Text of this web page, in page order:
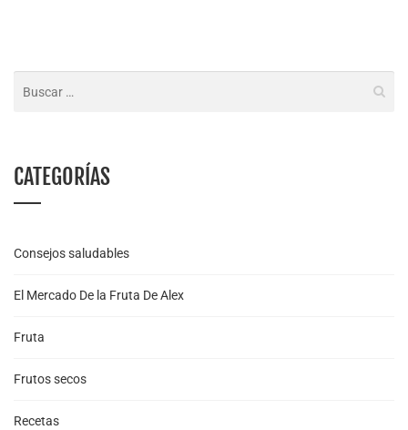
CATEGORÍAS
Consejos saludables
El Mercado De la Fruta De Alex
Fruta
Frutos secos
Recetas